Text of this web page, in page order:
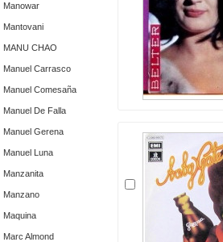
Manowar
Mantovani
MANU CHAO
Manuel Carrasco
Manuel Comesaña
Manuel De Falla
Manuel Gerena
Manuel Luna
Manzanita
Manzano
Maquina
Marc Almond